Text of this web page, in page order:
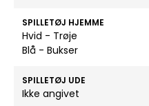
SPILLETØJ HJEMME
Hvid - Trøje
Blå - Bukser
SPILLETØJ UDE
Ikke angivet